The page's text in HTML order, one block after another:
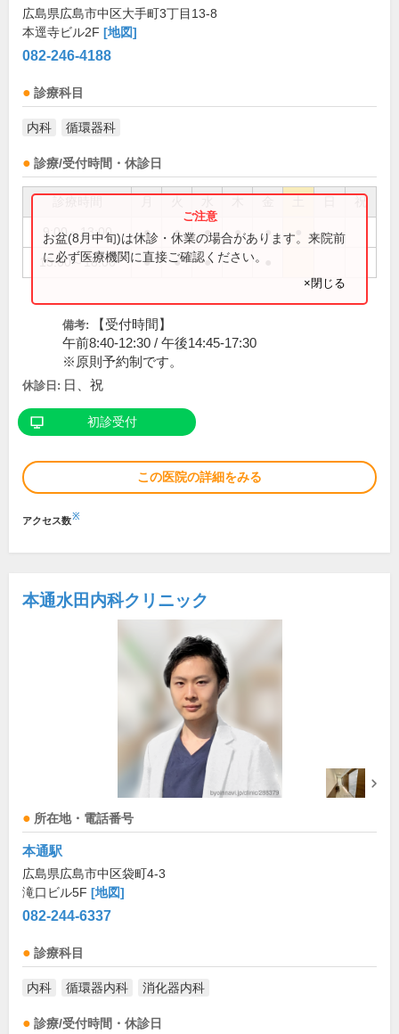
広島県広島市中区大手町3丁目13-8
本逕寺ビル2F [地図]
082-246-4188
診療科目
内科 循環器科
診療/受付時間・休診日
祝
9:00～13:00 ● ● ● ● ●
15:00～18:00 ● ● ●
お盆(8月中旬)は休診・休業の場合があります。来院前
に必ず医療機関に直接ご確認ください。
×閉じる
備考:
【受付時間】
午前8:40-12:30 / 午後14:45-17:30
※原則予約制です。
休診日: 日、祝
初診受付
この医院の詳細をみる
アクセス数※
本通水田内科クリニック
所在地・電話番号
本通駅
広島県広島市中区袋町4-3
滝口ビル5F [地図]
082-244-6337
診療科目
内科 循環器内科 消化器内科
診療/受付時間・休診日